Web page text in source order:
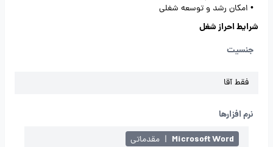
• امکان رشد و توسعه شغلی
شرایط احراز شغل
جنسیت
فقط آقا
نرم افزارها
Microsoft Word
| مقدماتی